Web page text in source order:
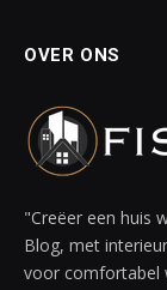
OVER ONS
"Creëer een huis
Blog, met
voor comfortabel